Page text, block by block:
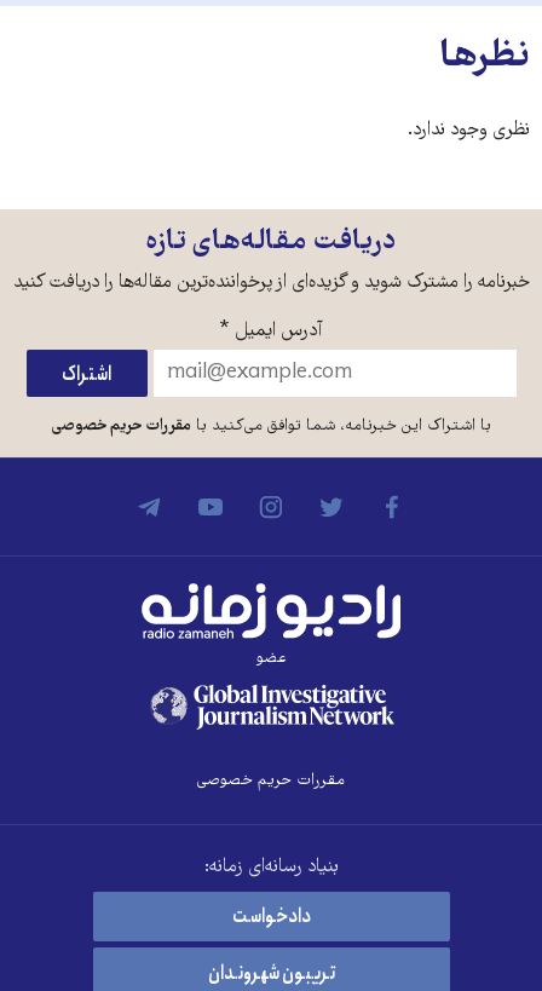
نظرها
نظری وجود ندارد.
دریافت مقاله‌های تازه
خبرنامه را مشترک شوید و گزیده‌ای از پرخواننده‌ترین مقاله‌ها را دریافت کنید
آدرس ایمیل *
با اشتراک این خبرنامه، شما توافق می‌کنید بامقررات حریم خصوصی
عضو
مقررات حریم خصوصی
بنیاد رسانه‌ای زمانه:
دادخواست
تریبون شهروندان